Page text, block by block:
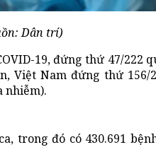
Dân trí)
19, đứng thứ 47/222
Việt Nam đứng thứ 156/
nhiễm).
trong đó có 430.691